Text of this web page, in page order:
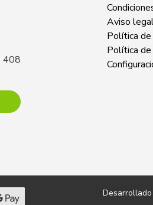
408
Aviso
Política de
Política